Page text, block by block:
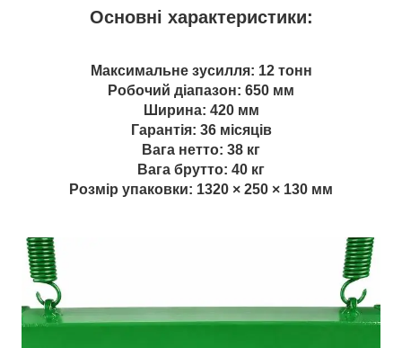
Основні характеристики:
Максимальне зусилля: 12 тонн
Робочий діапазон: 650 мм
Ширина: 420 мм
Гарантія: 36 місяців
Вага нетто: 38 кг
Вага брутто: 40 кг
Розмір упаковки: 1320 × 250 × 130 мм